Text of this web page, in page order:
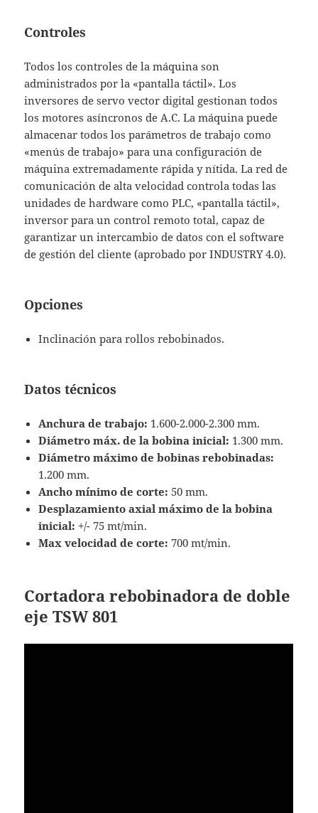
Controles
Todos los controles de la máquina son
administrados por la «pantalla táctil». Los
inversores de servo vector digital gestionan todos
los motores asíncronos de A.C. La máquina puede
almacenar todos los parámetros de trabajo como
«menús de trabajo» para una configuración de
máquina extremadamente rápida y nítida. La red de
comunicación de alta velocidad controla todas las
unidades de hardware como PLC, «pantalla táctil»,
inversor para un control remoto total, capaz de
garantizar un intercambio de datos con el software
de gestión del cliente (aprobado por INDUSTRY 4.0).
Opciones
Inclinación para rollos rebobinados.
Datos técnicos
Anchura de trabajo: 1.600-2.000-2.300 mm.
Diámetro máx. de la bobina inicial: 1.300 mm.
Diámetro máximo de bobinas rebobinadas:
1.200 mm.
Ancho mínimo de corte: 50 mm.
Desplazamiento axial máximo de la bobina
inicial: +/- 75 mt/min.
Max velocidad de corte: 700 mt/min.
Cortadora rebobinadora de doble
eje TSW 801